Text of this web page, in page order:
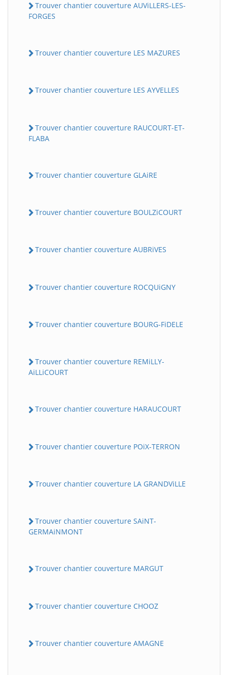
Trouver chantier couverture AUViLLERS-LES-
FORGES
Trouver chantier couverture LES MAZURES
Trouver chantier couverture LES AYVELLES
Trouver chantier couverture RAUCOURT-ET-
FLABA
Trouver chantier couverture GLAiRE
Trouver chantier couverture BOULZiCOURT
Trouver chantier couverture AUBRiVES
Trouver chantier couverture ROCQUiGNY
Trouver chantier couverture BOURG-FiDELE
Trouver chantier couverture REMiLLY-
AiLLiCOURT
Trouver chantier couverture HARAUCOURT
Trouver chantier couverture POiX-TERRON
Trouver chantier couverture LA GRANDViLLE
Trouver chantier couverture SAiNT-
GERMAiNMONT
Trouver chantier couverture MARGUT
Trouver chantier couverture CHOOZ
Trouver chantier couverture AMAGNE